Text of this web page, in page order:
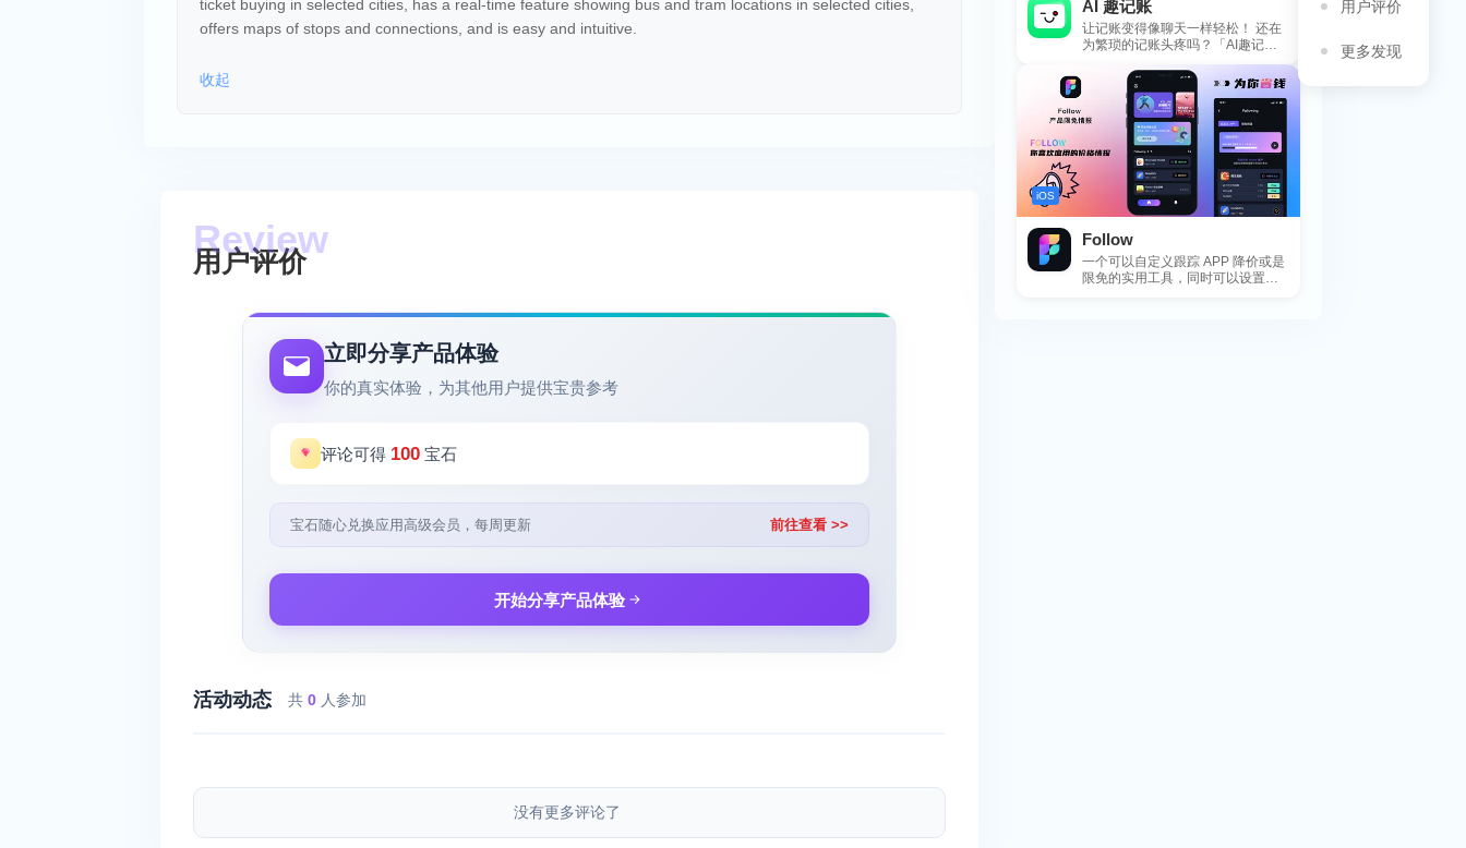
用户评价
更多发现
ticket buying in selected cities, has a real-time feature showing bus and tram locations in selected cities,
offers maps of stops and connections, and is easy and intuitive.
收起
用户评价
立即分享产品体验
你的真实体验，为其他用户提供宝贵参考
评论可得 100 宝石
宝石随心兑换应用高级会员，每周更新 前往查看 >>
开始分享产品体验
活动动态 共 0 人参加
没有更多评论了
AI 趣记账
让记账变得像聊天一样轻松！ 还在
为繁琐的记账头疼吗？「AI趣记
账」来拯救你啦！这款智能记账工
具专为懒...
iOS
Follow
一个可以自定义跟踪 APP 降价或是
限免的实用工具，同时可以设置包